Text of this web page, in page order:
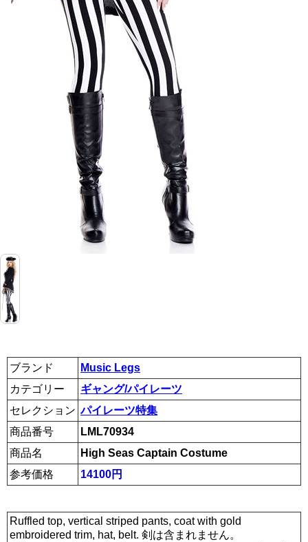
ブランド
Music Legs
カテゴリー
ギャング/パイレーツ
セレクション パイレーツ特集
商品番号
LML70934
商品名
High Seas Captain Costume
参考価格
14100円
Ruffled top, vertical striped pants, coat with gold
embroidered trim, hat, belt. 剣は含まれません。